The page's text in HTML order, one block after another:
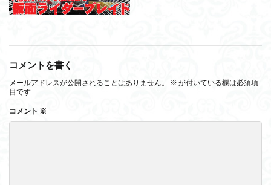
コメントを書く
メールアドレスが公開されることはありません。 ※ が付いている欄は必須項
目です
コメント ※